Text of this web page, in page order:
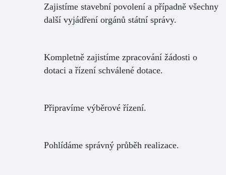
Zajistíme stavební povolení a případně všechny
další vyjádření orgánů státní správy.
Kompletně zajistíme zpracování žádosti o
dotaci a řízení schválené dotace.
Připravíme výběrové řízení.
Pohlídáme správný průběh realizace.